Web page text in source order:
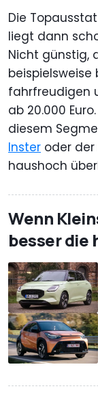
Die
liegt dann
Nicht günstig,
beispielsweise
fahrfreudigen
ab 20.000
diesem
Inster oder der
haushoch
Wenn
besser die